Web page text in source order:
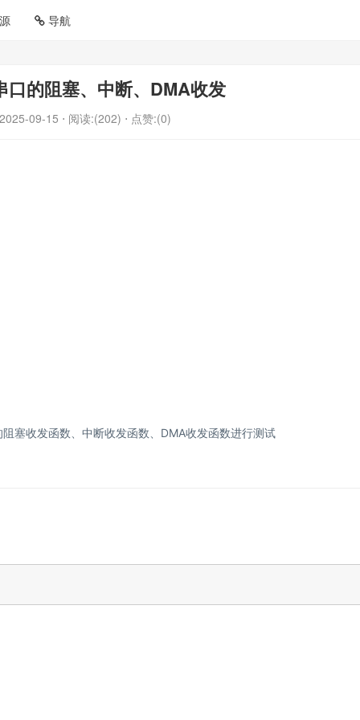
导航
口的阻塞、中断、DMA收发
09-15 ⋅ 阅读:(202) ⋅ 点赞:(0)
塞收发函数、中断收发函数、DMA收发函数进行测试